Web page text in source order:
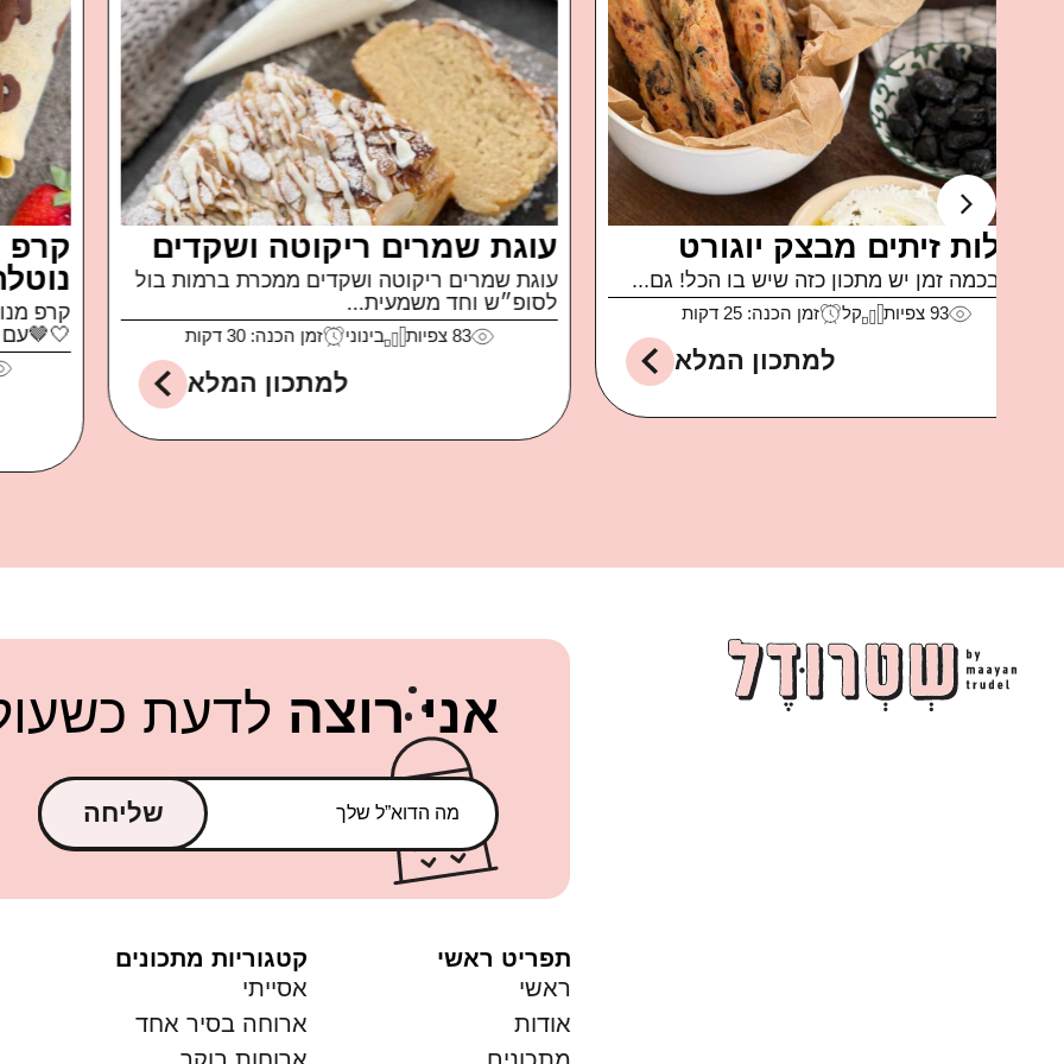
קוביות בייגל
קבלו מתכון חלום לאירוח או סתם לארוחת ערב
או לקופסאות...
זמן הכנה: 15 דקות
למתכון המלא
פטה מטוגנת
איך קרה שאכלתי חבילה שלמה של פטה כבשים
של משק...
99צפיות קל זמן הכנה: 10 דקות
למתכון המלא
אני רוצה לדעת
שליחה
תפריט ראשי
ראשי
אודות
קטגוריות מתכונים
אסייתי
ארוחה בסיר אחד